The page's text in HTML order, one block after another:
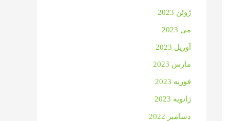
ژوئن 2023
می 2023
آوریل 2023
مارس 2023
فوریه 2023
ژانویه 2023
دسامبر 2022